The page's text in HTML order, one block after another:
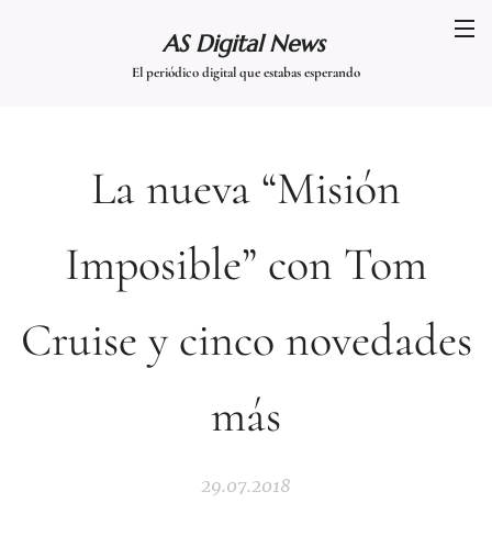
AS Digital News
El periódico digital que estabas esperando
La nueva “Misión
Imposible” con Tom
Cruise y cinco novedades
más
29.07.2018